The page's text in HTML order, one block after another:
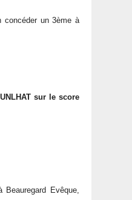
concéder un 3ème à
sur le score
Beauregard Evêque,